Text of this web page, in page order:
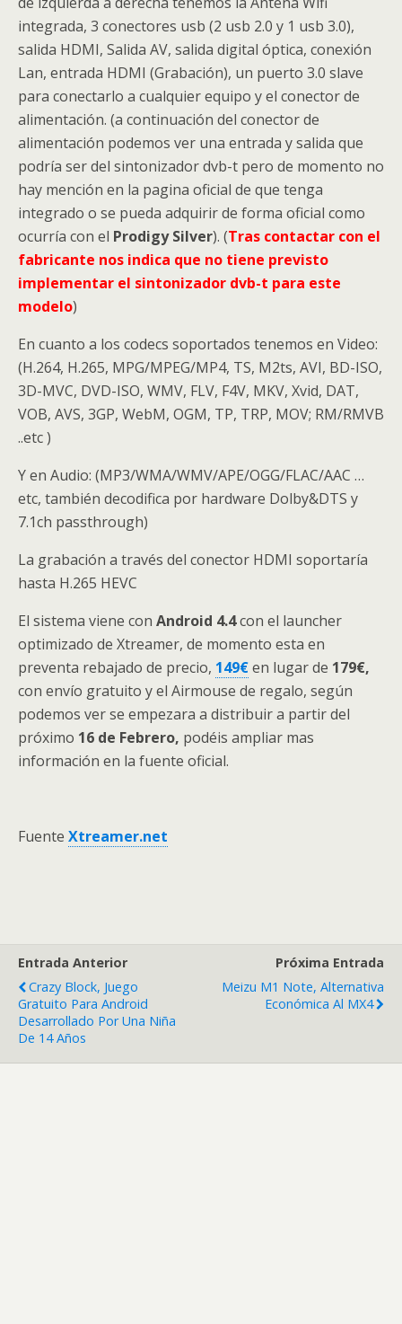
integrada, 3 conectores usb (2 usb 2.0 y 1 usb 3.0),
salida HDMI, Salida AV, salida digital óptica, conexión
Lan, entrada HDMI (Grabación), un puerto 3.0 slave
para conectarlo a cualquier equipo y el conector de
alimentación. (a continuación del conector de
alimentación podemos ver una entrada y salida que
podría ser del sintonizador dvb-t pero de momento no
hay mención en la pagina oficial de que tenga
integrado o se pueda adquirir de forma oficial como
ocurría con el Prodigy Silver). (Tras contactar con el
fabricante nos indica que no tiene previsto
implementar el sintonizador dvb-t para este
modelo)
En cuanto a los codecs soportados tenemos en Video:
(H.264, H.265, MPG/MPEG/MP4, TS, M2ts, AVI, BD-ISO,
3D-MVC, DVD-ISO, WMV, FLV, F4V, MKV, Xvid, DAT,
VOB, AVS, 3GP, WebM, OGM, TP, TRP, MOV; RM/RMVB
..etc )
Y en Audio: (MP3/WMA/WMV/APE/OGG/FLAC/AAC …
etc, también decodifica por hardware Dolby&DTS y
7.1ch passthrough)
La grabación a través del conector HDMI soportaría
hasta H.265 HEVC
El sistema viene con Android 4.4con el launcher
optimizado de Xtreamer, de momento esta en
preventa rebajado de precio, 149€en lugar de 179€,
con envío gratuito y el Airmouse de regalo, según
podemos ver se empezara a distribuir a partir del
próximo 16 de Febrero, podéis ampliar mas
información en la fuente oficial.
Fuente Xtreamer.net
Entrada Anterior
Crazy Block, Juego
Gratuito Para Android
Desarrollado Por Una Niña
De 14 Años
Próxima Entrada
Meizu M1 Note, Alternativa
Económica Al MX4